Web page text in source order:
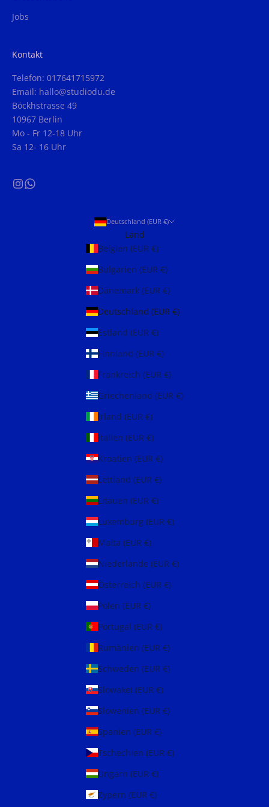
Jobs
Kontakt
Telefon: 017641715972
Email: hallo@studiodu.de
Böckhstrasse 49
10967 Berlin
Mo - Fr 12-18 Uhr
Sa 12- 16 Uhr
Deutschland (EUR €)
Land
Belgien (EUR €)
Bulgarien (EUR €)
Dänemark (EUR €)
Deutschland (EUR €)
Estland (EUR €)
Finnland (EUR €)
Frankreich (EUR €)
Griechenland (EUR €)
Irland (EUR €)
Italien (EUR €)
Kroatien (EUR €)
Lettland (EUR €)
Litauen (EUR €)
Luxemburg (EUR €)
Malta (EUR €)
Niederlande (EUR €)
Österreich (EUR €)
Polen (EUR €)
Portugal (EUR €)
Rumänien (EUR €)
Schweden (EUR €)
Slowakei (EUR €)
Slowenien (EUR €)
Spanien (EUR €)
Tschechien (EUR €)
Ungarn (EUR €)
Zypern (EUR €)